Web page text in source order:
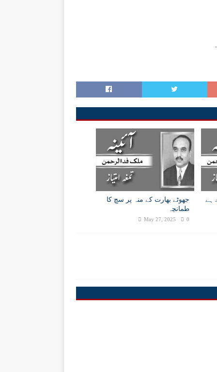
ہے
جھوٹے بھارت کے منہ پر سچ کا
طمانچہ
May 27, 2025 0